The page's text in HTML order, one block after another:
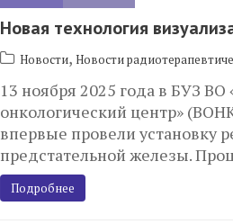
Новая технология
Новости, Новости
13 ноября 2025 года в БУЗ
онкологический центр»
впервые провели установку
предстательной железы.
Подробнее